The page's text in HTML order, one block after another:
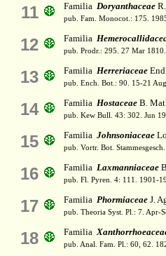
11 Familia Doryanthaceae
pub. Fam. Monocot.: 175.
12 Familia
pub. Prodr.: 295. 27 Mar 1810.
13 Familia Herreriaceae
pub. Ench. Bot.: 90. 15-21
14 Familia Hostaceae B.
pub. Kew Bull. 43: 302. Jun
15 Familia Johnsoniaceae
pub. Vortr. Bot.
16 Familia Laxmanniaceae
pub. Fl. Pyren. 4: 111. 1901-
17 Familia Phormiaceae J.
pub. Theoria Syst. Pl.: 7. Apr-
18 Familia
pub. Anal. Fam. Pl.: 60, 62.